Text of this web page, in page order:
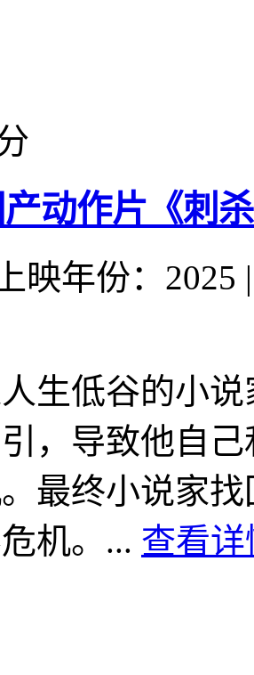
产动作片《刺
上映年份：2025 |
低谷的小说
，导致他自
最终小说家
机。... 查看详